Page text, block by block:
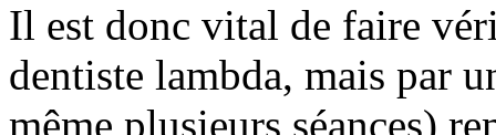
Il est donc vital de faire
dentiste lambda, mais par
même plusieurs séances)